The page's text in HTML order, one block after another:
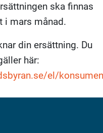
ska finnas
i mars månad.
din ersättning. Du
här:
el/